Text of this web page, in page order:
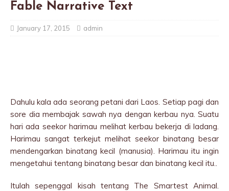
Fable Narrative Text
January 17, 2015 admin
Dahulu kala ada seorang petani dari Laos. Setiap pagi dan
sore dia membajak sawah nya dengan kerbau nya. Suatu
hari ada seekor harimau melihat kerbau bekerja di ladang.
Harimau sangat terkejut melihat seekor binatang besar
mendengarkan binatang kecil (manusia). Harimau itu ingin
mengetahui tentang binatang besar dan binatang kecil itu..
Itulah sepenggal kisah tentang The Smartest Animal.